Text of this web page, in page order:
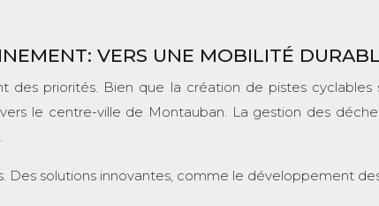
VERS UNE MOBILITÉ
des priorités. Bien que la création de pistes
le centre-ville de Montauban. La gestion des
solutions innovantes, comme le développement